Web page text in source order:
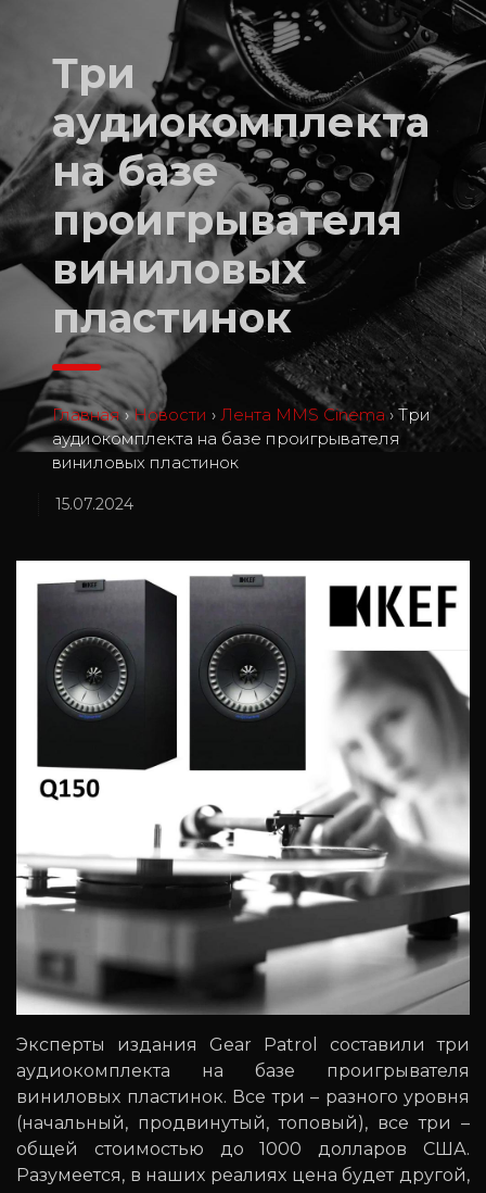
Три
аудиокомплекта
на базе
проигрывателя
виниловых
пластинок
Главная › Новости › Лента MMS Cinema › Три
аудиокомплекта на базе проигрывателя
виниловых пластинок
15.07.2024
Эксперты издания Gear Patrol составили три
аудиокомплекта на базе проигрывателя
виниловых пластинок. Все три – разного уровня
(начальный, продвинутый, топовый), все три –
общей стоимостью до 1000 долларов США.
Разумеется, в наших реалиях цена будет другой,